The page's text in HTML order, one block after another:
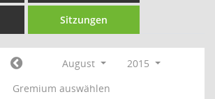
Sitzungen
August
2015
Gremium auswählen